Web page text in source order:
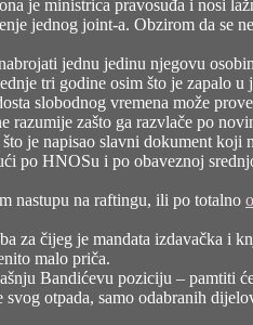
je ministrica pravosuđa i nosi
jednog joint-a. Obzirom da se
jednu jedinu njegovu
tri godine osim što je zapalo u
slobodnog vremena može
zašto ga razvlače po
je napisao slavni dokument
po HNOSu i po obaveznoj
nastupu na raftingu, ili po totalno
čijeg je mandata izdavačka i
malo priča.
Bandićevu poziciju – pamtiti
otpada, samo odabranih